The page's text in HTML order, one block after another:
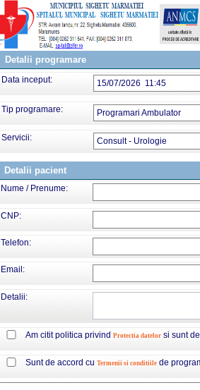
Detalii programare
Data inceput: 15/07/2026 11:45
Tip programare: Programari Ambulator
Servicii: Consult - Urologie
Detalii pacient
Nume / Prenume:
CNP:
Telefon:
Email:
Detalii:
Am citit politica privind Protectia datelor si sunt
Sunt de accord cu Termenii si conditiile de